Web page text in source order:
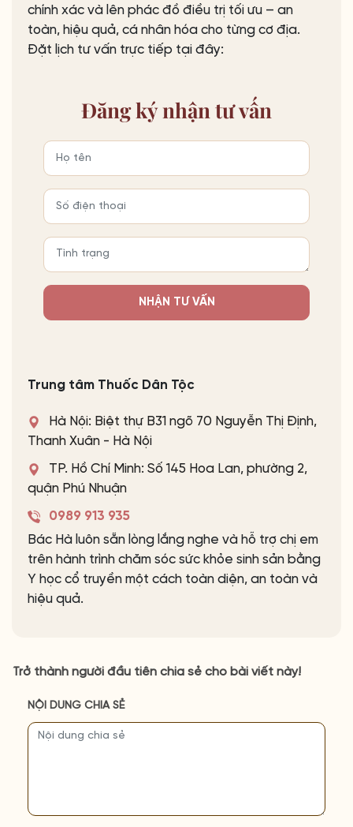
chính xác và lên phác đồ điều trị tối ưu – an
toàn, hiệu quả, cá nhân hóa cho từng cơ địa.
Đặt lịch tư vấn trực tiếp tại đây:
Đăng kýnhận tư vấn
NHẬN TƯ VẤN
Trung tâm Thuốc Dân Tộc
Hà Nội: Biệt thự B31 ngõ 70 Nguyễn Thị Định,
Thanh Xuân - Hà Nội
TP. Hồ Chí Minh: Số 145 Hoa Lan, phường 2,
quận Phú Nhuận
0989 913 935
Bác Hà luôn sẵn lòng lắng nghe và hỗ trợ chị em
trên hành trình chăm sóc sức khỏe sinh sản bằng
Y học cổ truyền một cách toàn diện, an toàn và
hiệu quả.
Trở thành người đầu tiên chia sẻ cho bài viết này!
NỘI DUNG CHIA SẺ